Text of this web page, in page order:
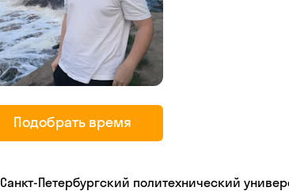
Подобрать время
Санкт-Петербургский политехнический